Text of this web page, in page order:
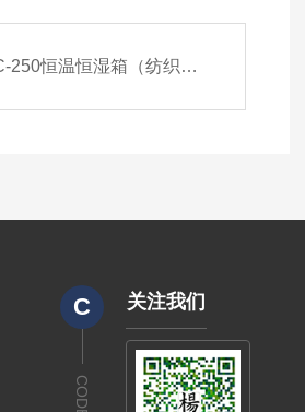
恒温恒湿箱（纺织、食品）
C
CODE
关注我们